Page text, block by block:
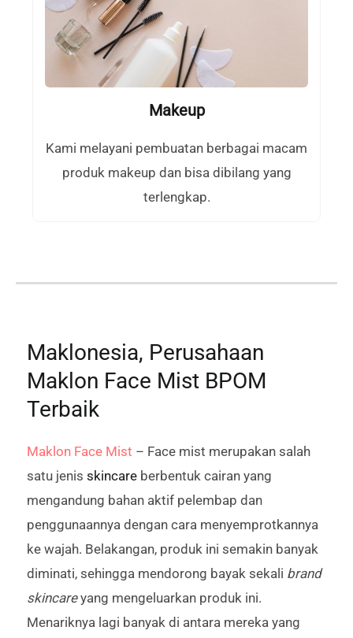
Makeup
Kami melayani pembuatan berbagai macam
produk makeup dan bisa dibilang yang
terlengkap.
Maklonesia, Perusahaan
Maklon Face Mist BPOM
Terbaik
Maklon Face Mist – Face mist merupakan salah
satu jenis skincare berbentuk cairan yang
mengandung bahan aktif pelembap dan
penggunaannya dengan cara menyemprotkannya
ke wajah. Belakangan, produk ini semakin banyak
diminati, sehingga mendorong bayak sekali brand
skincareyang mengeluarkan produk ini.
Menariknya lagi banyak di antara mereka yang